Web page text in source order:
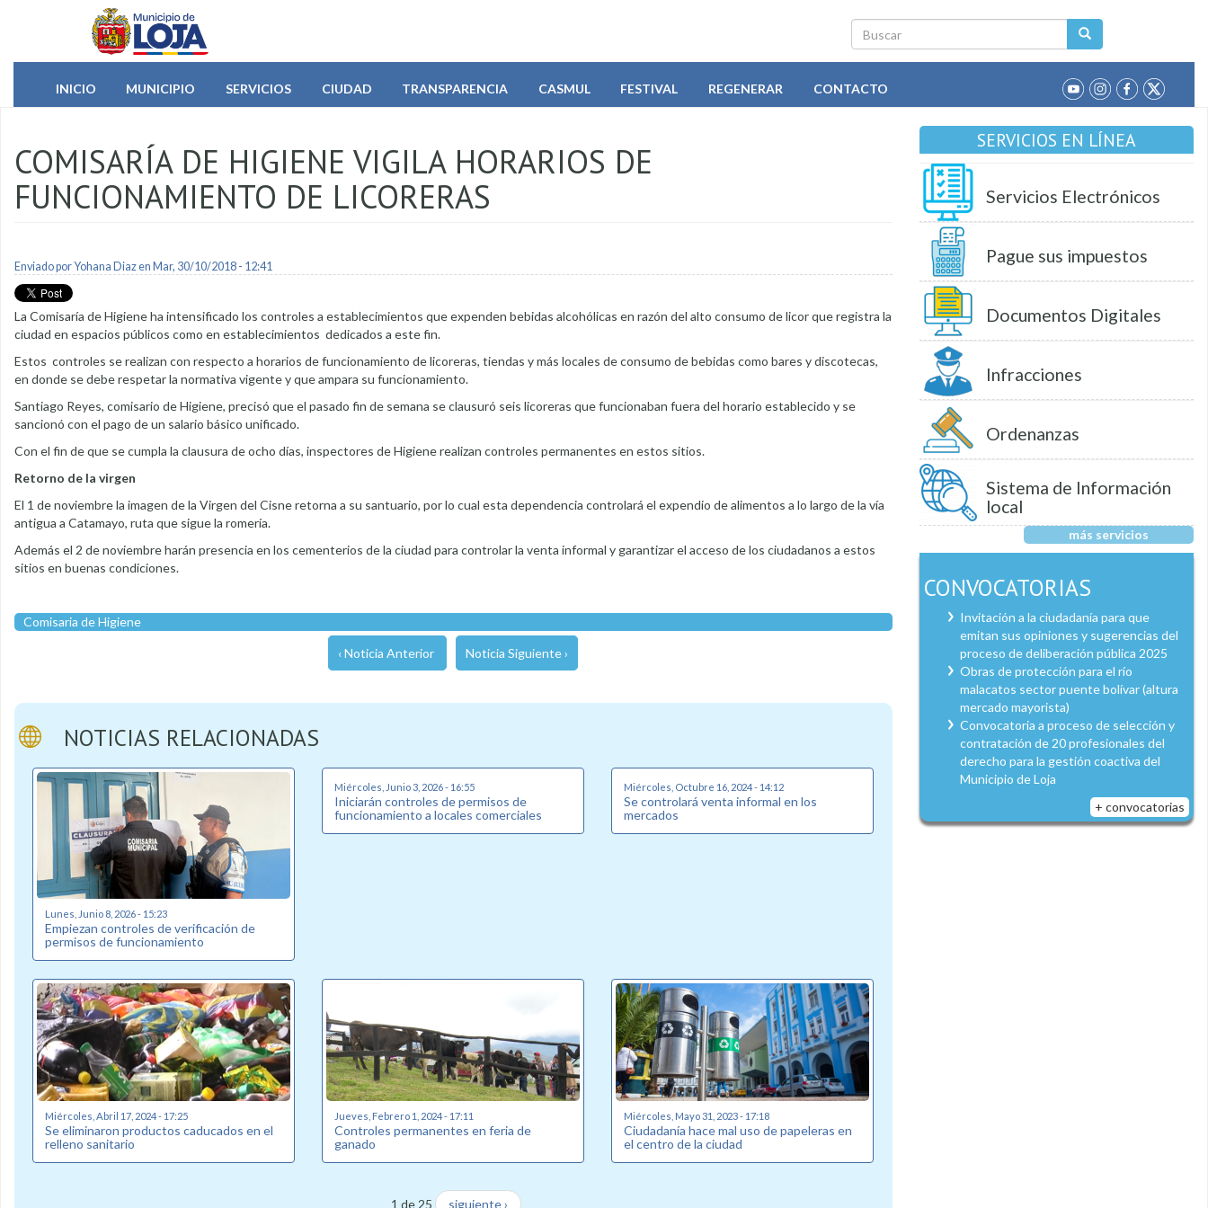
Pasar al contenido principal
Buscar
INICIO
MUNICIPIO SERVICIOS CIUDAD TRANSPARENCIA CASMUL FESTIVAL REGENERAR CONTACTO
COMISARÍA DE HIGIENE VIGILA HORARIOS DE
FUNCIONAMIENTO DE LICORERAS
Enviado porYohana Diazen Mar, 30/10/2018 - 12:41
La Comisaría de Higiene ha intensificado los controles a establecimientos que expenden bebidas alcohólicas en razón del alto consumo de licor que registra la
ciudad en espacios públicos como en establecimientos dedicados a este fin.
Estos controles se realizan con respecto a horarios de funcionamiento de licoreras, tiendas y más locales de consumo de bebidas como bares y discotecas,
en donde se debe respetar la normativa vigente y que ampara su funcionamiento.
Santiago Reyes, comisario de Higiene, precisó que el pasado fin de semana se clausuró seis licoreras que funcionaban fuera del horario establecido y se
sancionó con el pago de un salario básico unificado.
Con el fin de que se cumpla la clausura de ocho días, inspectores de Higiene realizan controles permanentes en estos sitios.
Retorno de la virgen
El 1 de noviembre la imagen de la Virgen del Cisne retorna a su santuario, por lo cual esta dependencia controlará el expendio de alimentos a lo largo de la vía
antigua a Catamayo, ruta que sigue la romería.
Además el 2 de noviembre harán presencia en los cementerios de la ciudad para controlar la venta informal y garantizar el acceso de los ciudadanos a estos
sitios en buenas condiciones.
Comisaria de Higiene
‹ Noticia Anterior Noticia Siguiente ›
NOTICIAS RELACIONADAS
Lunes, Junio 8, 2026 - 15:23
Empiezan controles de verificación de
permisos de funcionamiento
Miércoles, Junio 3, 2026 - 16:55
Iniciarán controles de permisos de
funcionamiento a locales comerciales
Miércoles, Octubre 16, 2024 - 14:12
Se controlará venta informal en los
mercados
Miércoles, Abril 17, 2024 - 17:25
Se eliminaron productos caducados en el
relleno sanitario
Jueves, Febrero 1, 2024 - 17:11
Controles permanentes en feria de
ganado
Miércoles, Mayo 31, 2023 - 17:18
Ciudadanía hace mal uso de papeleras en
el centro de la ciudad
1 de 25 siguiente ›
SERVICIOS EN LÍNEA
Servicios Electrónicos
Pague sus impuestos
Documentos Digitales
Infracciones
Ordenanzas
Sistema de Información
local
más servicios
CONVOCATORIAS
Invitación a la ciudadanía para que
emitan sus opiniones y sugerencias del
proceso de deliberación pública 2025
Obras de protección para el río
malacatos sector puente bolívar (altura
mercado mayorista)
Convocatoria a proceso de selección y
contratación de 20 profesionales del
derecho para la gestión coactiva del
Municipio de Loja
+ convocatorias